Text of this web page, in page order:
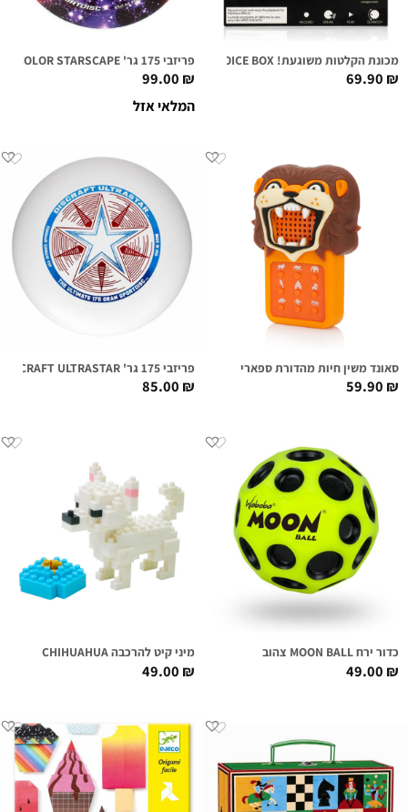
מכונת הקלטות משוגעת! VOICE BOX
69.90₪
פריזבי 175 גר' DISCRAFT SUPERCOLOR STARSCAPE
99.00₪
המלאי אזל
סאונד משין חיות מהדורת ספארי
59.90₪
פריזבי 175 גר' DISCRAFT ULTRASTAR לבן
85.00₪
כדור ירח MOON BALL צהוב
49.00₪
מיני קיט להרכבה CHIHUAHUA
49.00₪